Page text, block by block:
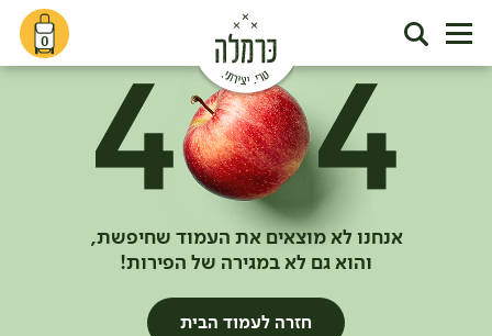
0
אנחנו לא מוצאים את העמוד שחיפשת,
והוא גם לא במגירה של הפירות!
חזרה לעמוד הבית